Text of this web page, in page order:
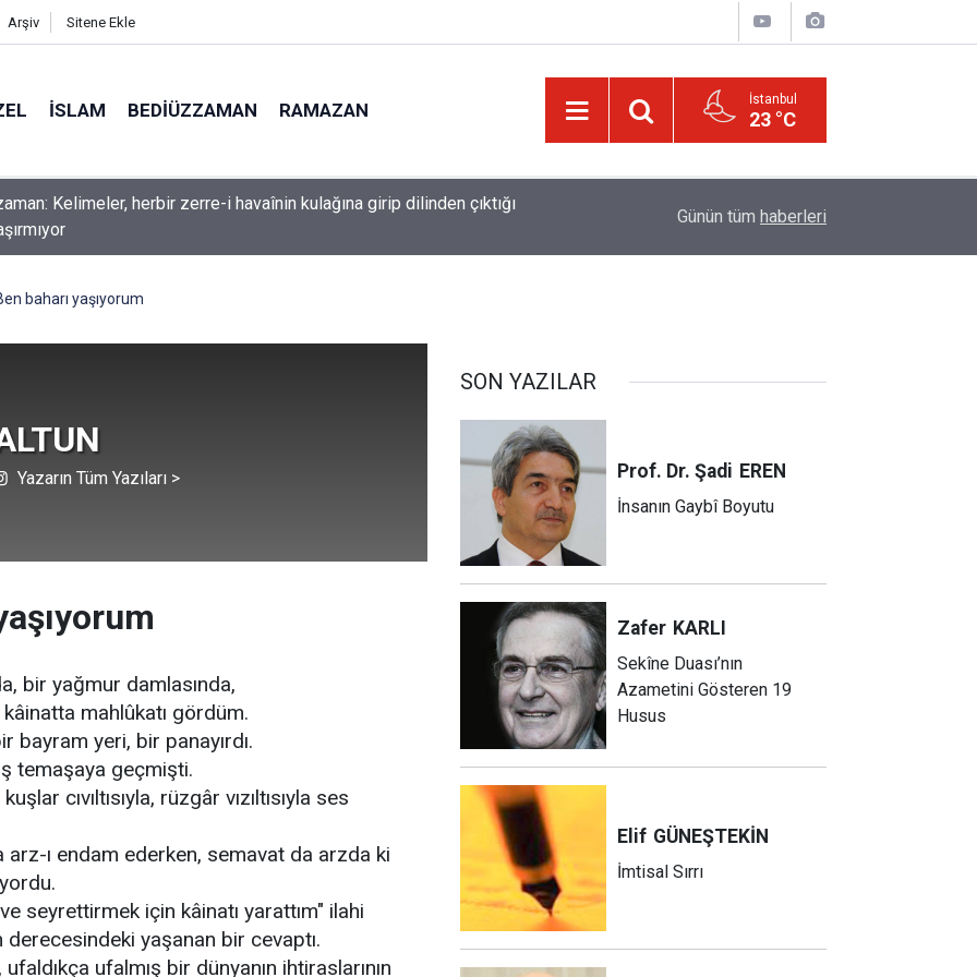
Arşiv Sitene Ekle
İSLAM BEDIÜZZAMAN RAMAZAN İstanbul
23 °C
dilinizi çekin, onlardan biri öldüğünde de Lût kavmine âid o alt-üst olan şehirleri de
Günün tüm haberleri
baharı yaşıyorum
Yazarın Tüm Yazıları >
bir yağmur damlasında,
mahlûkatı gördüm.
bayram yeri, bir panayırdı.
temaşaya geçmişti.
cıvıltısıyla, rüzgâr vızıltısıyla ses
arz-ı endam ederken, semavat da arzda ki
seyrettirmek için kâinatı yarattım" ilahi
derecesindeki yaşanan bir cevaptı.
ufalmış bir dünyanın ihtiraslarının
SON YAZILAR
Prof. Dr. Şadi EREN
İnsanın Gaybî Boyutu
Zafer KARLI
Sekîne Duası’nın
Azametini Gösteren 19
Husus
Elif GÜNEŞTEKİN
İmtisal Sırrı